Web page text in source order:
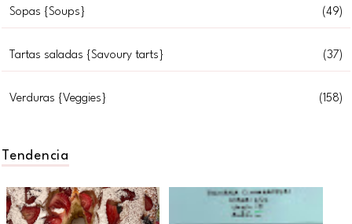
Sopas {Soups} (49)
Tartas saladas {Savoury tarts} (37)
Verduras {Veggies} (158)
Tendencia